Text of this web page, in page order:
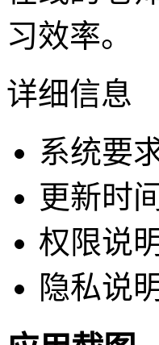
习效率。
详细信息
系统要
更新时
权限说明
隐私说明